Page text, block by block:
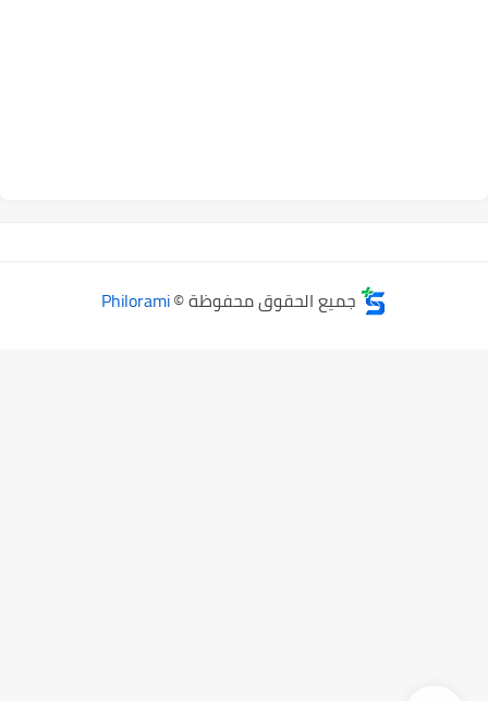
جميع الحقوق محفوظة ©Philorami